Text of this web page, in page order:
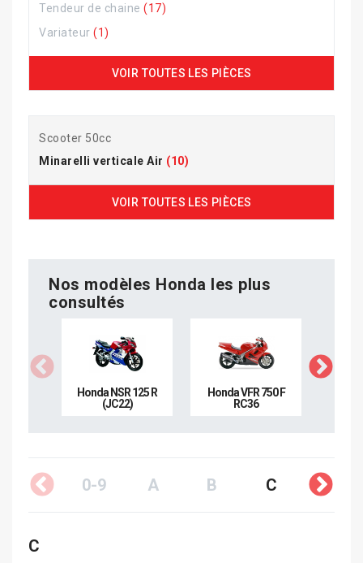
Tendeur de chaine (17)
Variateur (1)
VOIR TOUTES LES PIÈCES
Scooter 50cc
Minarelli verticale Air (10)
VOIR TOUTES LES PIÈCES
Nos modèles Honda les plus
consultés
Honda NSR 125 R
(JC22)
Honda VFR 750 F
RC36
0-9 A B C D
C